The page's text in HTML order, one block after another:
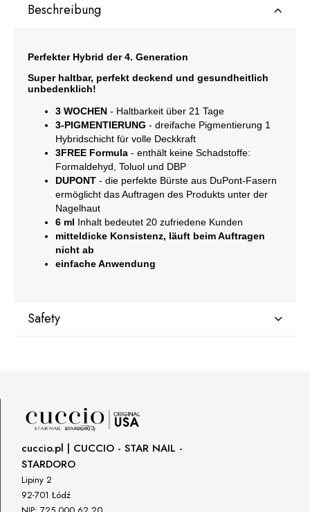
Beschreibung
Perfekter Hybrid der 4. Generation
Super haltbar, perfekt deckend und gesundheitlich
unbedenklich!
3 WOCHEN - Haltbarkeit über 21 Tage
3-PIGMENTIERUNG - dreifache Pigmentierung 1
Hybridschicht für volle Deckkraft
3FREE Formula - enthält keine Schadstoffe:
Formaldehyd, Toluol und DBP
DUPONT - die perfekte Bürste aus DuPont-Fasern
ermöglicht das Auftragen des Produkts unter der
Nagelhaut
6 ml Inhalt bedeutet 20 zufriedene Kunden
mitteldicke Konsistenz, läuft beim Auftragen
nicht ab
einfache Anwendung
Safety
90-361 Łódź, Polska
uwagi@gnb-lab.com
Importer
P.H. NEXT Maciej Wojnarowski
Słoneczna 10
cuccio.pl | CUCCIO - STAR NAIL -
STARDORO
Lipiny 2
92-701 Łódź